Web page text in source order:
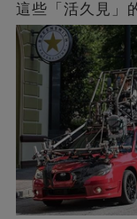
這些「活久見」